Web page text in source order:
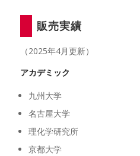
販売実績
（2025年4月更新）
アカデミック
九州大学
名古屋大学
理化学研究所
京都大学